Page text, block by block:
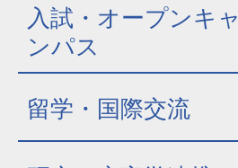
入試・オープンキャ
ンパス
留学・国際交流